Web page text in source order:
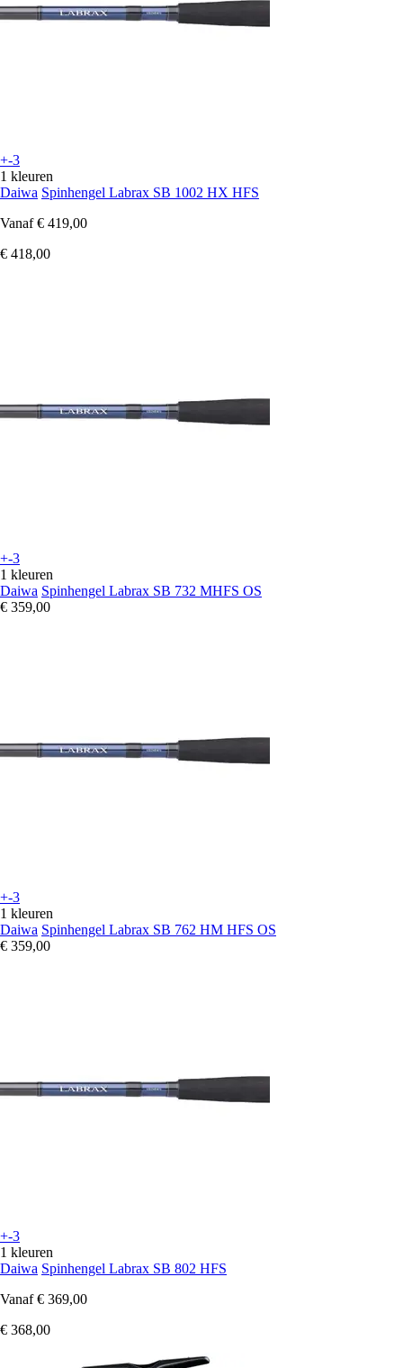
+-3
1 kleuren
Daiwa Spinhengel Labrax SB 1002 HX HFS
Vanaf € 419,00
€ 418,00
+-3
1 kleuren
Daiwa Spinhengel Labrax SB 732 MHFS OS
€ 359,00
+-3
1 kleuren
Daiwa Spinhengel Labrax SB 762 HM HFS OS
€ 359,00
+-3
1 kleuren
Daiwa Spinhengel Labrax SB 802 HFS
Vanaf € 369,00
€ 368,00